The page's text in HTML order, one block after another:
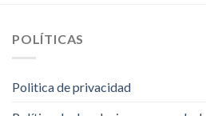
POLÍTICAS
Politica de privacidad